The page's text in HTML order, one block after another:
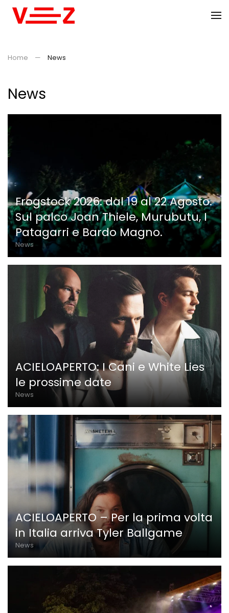
Home News
News
Frogstock 2026: dal 19 al 22 Agosto.
Sul palco Joan Thiele, Murubutu, I
Patagarri e Bardo Magno.
News
ACIELOAPERTO: I Cani e White Lies
le prossime date
News
ACIELOAPERTO – Per la prima volta
in Italia arriva Tyler Ballgame
News